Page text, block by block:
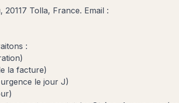
20117 Tolla, France. Email :
:
la facture)
le jour J)